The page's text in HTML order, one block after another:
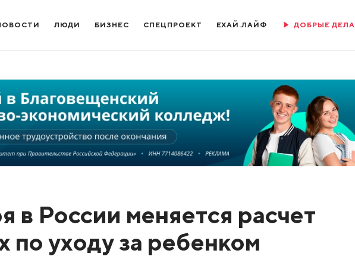
ЛЮДИ БИЗНЕС СПЕЦПРОЕКТ ЕХАЙ.ЛАЙФ ДОБРЫЕ ДЕЛА
в России меняется расчет
по уходу за ребенком